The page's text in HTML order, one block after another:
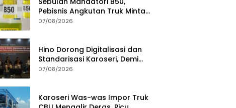
Pebisnis Angkutan Truk Minta
Jaminan Ketersediaan BBM
07/08/2026
Hino Dorong Digitalisasi dan
Standarisasi Karoseri, Demi
Jamin Kualitas Kendaraan
07/08/2026
Karoseri Was-was Impor Truk